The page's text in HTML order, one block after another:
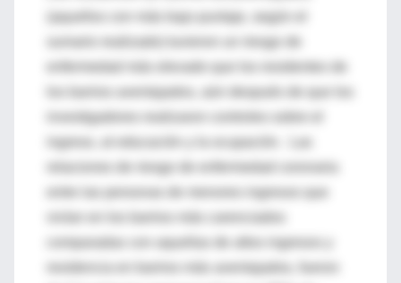
(aquellos con más bajo puntaje, según el
sumario realizado) tuvieron un riesgo de
los barrios aventajados, aún después de que los
investigadores realizaron controles sobre el
ingreso, al educación y la ocupación. Las
relaciones de riesgo de enfermedad coronaria
entre las personas de menores ingresos que
comparadas con aquellas de altos ingresos y
residencia en barrios más aventajados, fueron